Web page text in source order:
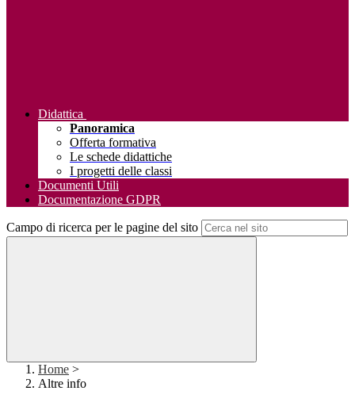
Didattica
Panoramica
Offerta formativa
Le schede didattiche
I progetti delle classi
Documenti Utili
Documentazione GDPR
Campo di ricerca per le pagine del sito
Home >
Altre info